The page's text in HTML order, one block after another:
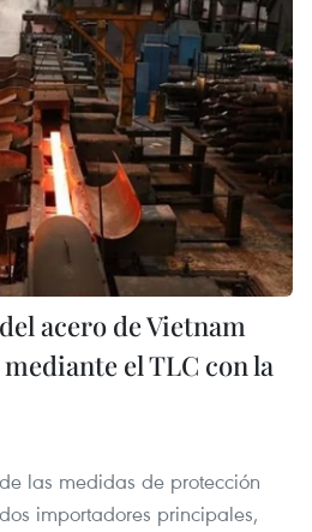
acero de Vietnam
el TLC con la
las medidas de protección
importadores principales,